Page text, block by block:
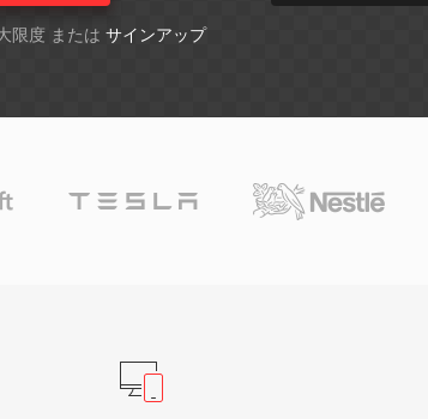
限度 または サインアップ